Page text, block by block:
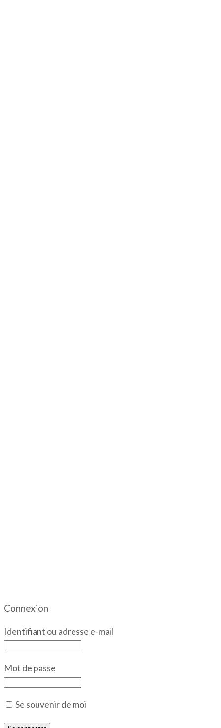
Connexion
Identifiant ou adresse e-mail
Mot de passe
Se souvenir de moi